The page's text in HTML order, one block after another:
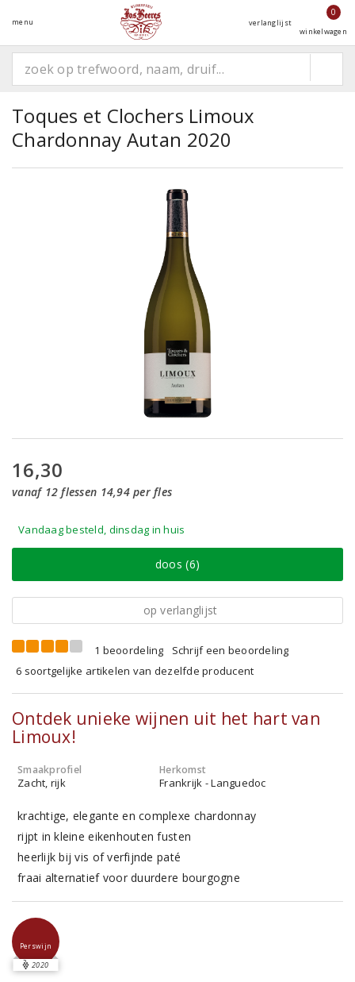
menu verlanglijst
0
winkelwagen
Toques et Clochers Limoux
Chardonnay Autan 2020
16,30
vanaf 12 flessen 14,94 per fles
Vandaag besteld, dinsdag in huis
doos (6)
op verlanglijst
1 beoordeling
Schrijf een beoordeling
6 soortgelijke artikelen van dezelfde producent
Ontdek unieke wijnen uit het hart van
Limoux!
Smaakprofiel
Zacht, rijk
Herkomst
Frankrijk - Languedoc
krachtige, elegante en complexe chardonnay
rijpt in kleine eikenhouten fusten
heerlijk bij vis of verfijnde paté
fraai alternatief voor duurdere bourgogne
Perswijn
2020